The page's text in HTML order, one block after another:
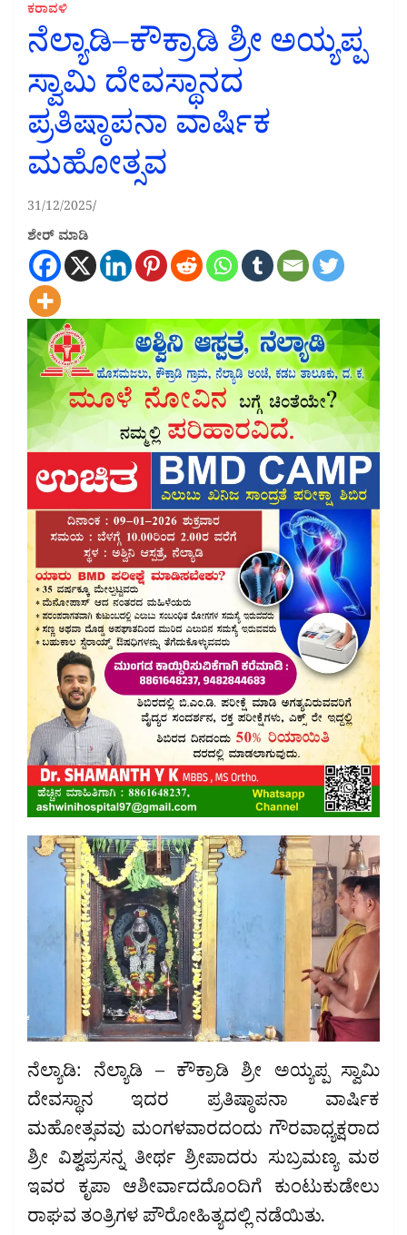
ಕರಾವಳಿ
ನೆಲ್ಯಾಡಿ–ಕೌಕ್ರಾಡಿ ಶ್ರೀ ಅಯ್ಯಪ್ಪ
ಸ್ವಾಮಿ ದೇವಸ್ಥಾನದ
ಪ್ರತಿಷ್ಠಾಪನಾ ವಾರ್ಷಿಕ
ಮಹೋತ್ಸವ
31/12/2025
ಶೇರ್ ಮಾಡಿ
ನೆಲ್ಯಾಡಿ: ನೆಲ್ಯಾಡಿ – ಕೌಕ್ರಾಡಿ ಶ್ರೀ ಅಯ್ಯಪ್ಪ ಸ್ವಾಮಿ
ದೇವಸ್ಥಾನ ಇದರ ಪ್ರತಿಷ್ಠಾಪನಾ ವಾರ್ಷಿಕ
ಮಹೋತ್ಸವವು ಮಂಗಳವಾರದಂದು ಗೌರವಾಧ್ಯಕ್ಷರಾದ
ಶ್ರೀ ವಿಶ್ವಪ್ರಸನ್ನ ತೀರ್ಥ ಶ್ರೀಪಾದರು ಸುಬ್ರಮಣ್ಯ ಮಠ
ಇವರ ಕೃಪಾ ಆಶೀರ್ವಾದದೊಂದಿಗೆ ಕುಂಟುಕುಡೇಲು
ರಾಘವ ತಂತ್ರಿಗಳ ಪೌರೋಹಿತ್ಯದಲ್ಲಿ ನಡೆಯಿತು.